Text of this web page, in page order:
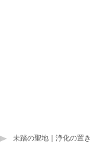
未踏の聖地｜浄化の置